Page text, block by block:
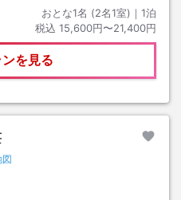
おとな1名 (2名1室)｜ 1泊
税込 15,600円〜21,400円
を見る
図